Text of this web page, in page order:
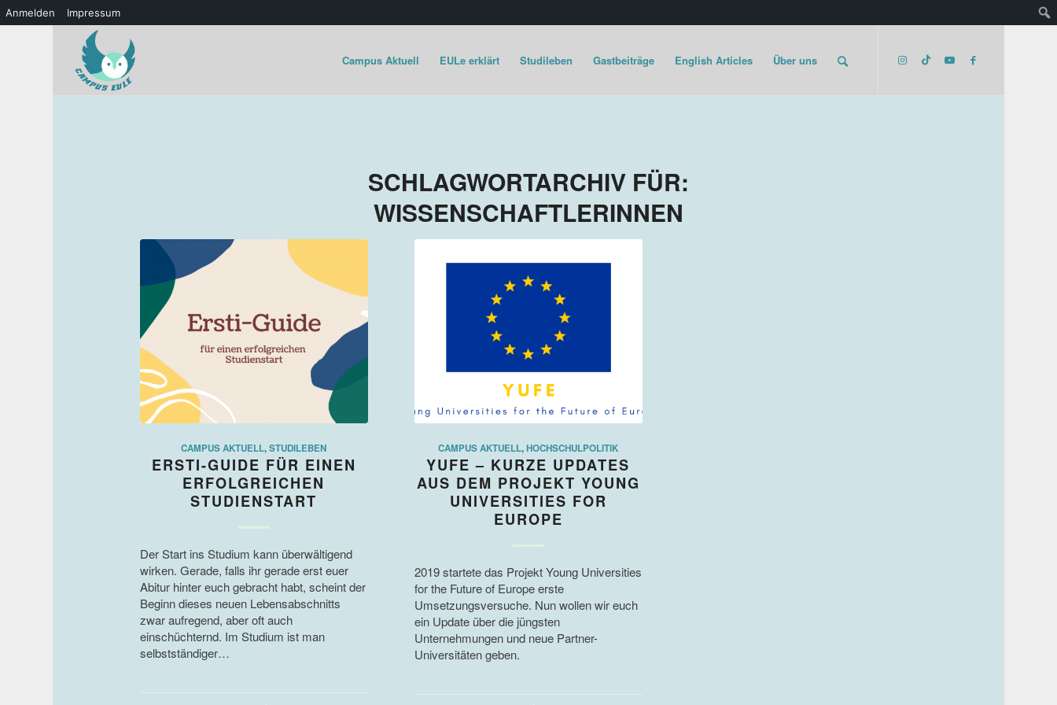
Anmelden Impressum
Campus Aktuell EULe erklärt Studileben Gastbeiträge English Articles Über uns
SCHLAGWORTARCHIV FÜR:
WISSENSCHAFTLERINNEN
CAMPUS AKTUELL,STUDILEBEN
ERSTI-GUIDE FÜR EINEN
ERFOLGREICHEN
STUDIENSTART
Der Start ins Studium kann überwältigend
wirken. Gerade, falls ihr gerade erst euer
Abitur hinter euch gebracht habt, scheint der
Beginn dieses neuen Lebensabschnitts
zwar aufregend, aber oft auch
einschüchternd. Im Studium ist man
selbstständiger…
CAMPUS AKTUELL,HOCHSCHULPOLITIK
YUFE – KURZE UPDATES
AUS DEM PROJEKT YOUNG
UNIVERSITIES FOR
EUROPE
2019 startete das Projekt Young Universities
for the Future of Europe erste
Umsetzungsversuche. Nun wollen wir euch
ein Update über die jüngsten
Unternehmungen und neue Partner-
Universitäten geben.